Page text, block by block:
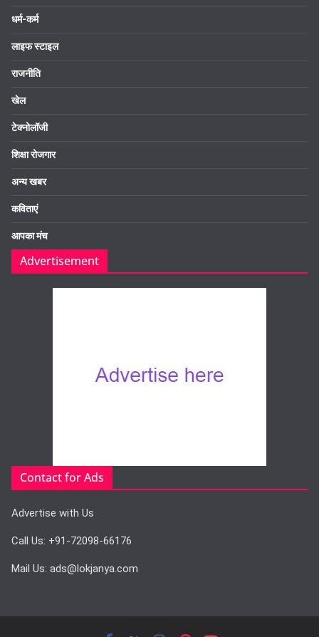
धर्म-कर्म
लाइफ स्टाइल
राजनीति
खेल
टेक्नोलॉजी
शिक्षा रोजगार
अन्य खबर
कविताएं
आपका मंच
Advertisement
Contact for Ads
Advertise with Us
Call Us: +91-72098-66176
Mail Us: ads@lokjanya.com